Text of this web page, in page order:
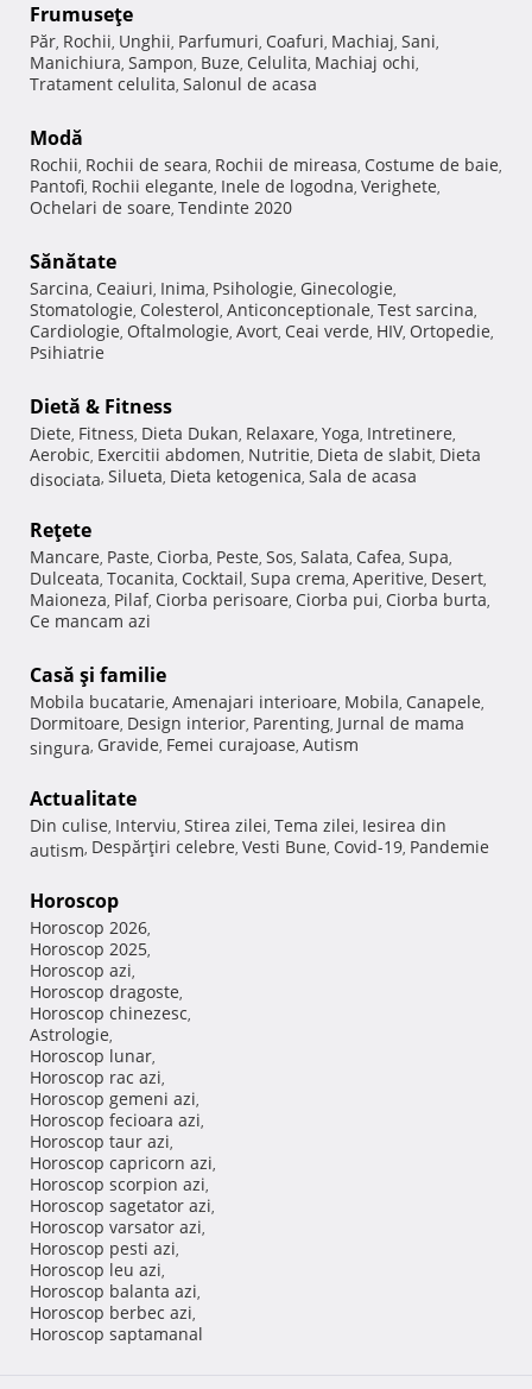
Frumuseţe
Păr, Rochii, Unghii, Parfumuri, Coafuri, Machiaj, Sani,
Manichiura, Sampon, Buze, Celulita, Machiaj ochi,
Tratament celulita, Salonul de acasa
Modă
Rochii, Rochii de seara, Rochii de mireasa, Costume de baie,
Pantofi, Rochii elegante, Inele de logodna, Verighete,
Ochelari de soare, Tendinte 2020
Sănătate
Sarcina, Ceaiuri, Inima, Psihologie, Ginecologie,
Stomatologie, Colesterol, Anticonceptionale, Test sarcina,
Cardiologie, Oftalmologie, Avort, Ceai verde, HIV, Ortopedie,
Psihiatrie
Dietă & Fitness
Diete, Fitness, Dieta Dukan, Relaxare, Yoga, Intretinere,
Aerobic, Exercitii abdomen, Nutritie, Dieta de slabit, Dieta
disociata, Silueta, Dieta ketogenica, Sala de acasa
Reţete
Mancare, Paste, Ciorba, Peste, Sos, Salata, Cafea, Supa,
Dulceata, Tocanita, Cocktail, Supa crema, Aperitive, Desert,
Maioneza, Pilaf, Ciorba perisoare, Ciorba pui, Ciorba burta,
Ce mancam azi
Casă şi familie
Mobila bucatarie, Amenajari interioare, Mobila, Canapele,
Dormitoare, Design interior, Parenting, Jurnal de mama
singura, Gravide, Femei curajoase, Autism
Actualitate
Din culise, Interviu, Stirea zilei, Tema zilei, Iesirea din
autism, Despărţiri celebre, Vesti Bune, Covid-19, Pandemie
Horoscop
Horoscop 2026,
Horoscop 2025,
Horoscop azi,
Horoscop dragoste,
Horoscop chinezesc,
Astrologie,
Horoscop lunar,
Horoscop rac azi,
Horoscop gemeni azi,
Horoscop fecioara azi,
Horoscop taur azi,
Horoscop capricorn azi,
Horoscop scorpion azi,
Horoscop sagetator azi,
Horoscop varsator azi,
Horoscop pesti azi,
Horoscop leu azi,
Horoscop balanta azi,
Horoscop berbec azi,
Horoscop saptamanal